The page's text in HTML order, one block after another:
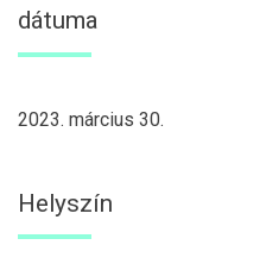
dátuma
2023. március 30.
Helyszín